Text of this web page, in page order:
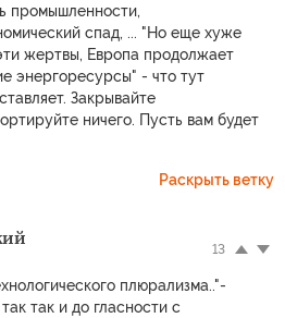
промышленности,
спад, ... "Но еще хуже
жертвы, Европа продолжает
энергоресурсы" - что тут
Закрывайте
ничего. Пусть вам будет
Раскрыть ветку
13
плюрализма.."-
так и до гласности с